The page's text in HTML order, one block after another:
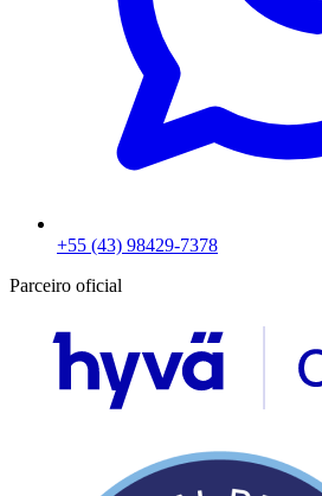
+55 (43) 98429-7378
Parceiro oficial